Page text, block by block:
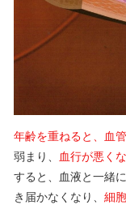
年齢を重ねると、血
弱まり、
血行が悪く
すると、血液と一緒
き届かなくなり、 細